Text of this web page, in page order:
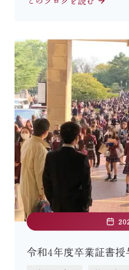
令和4年度卒業証書授